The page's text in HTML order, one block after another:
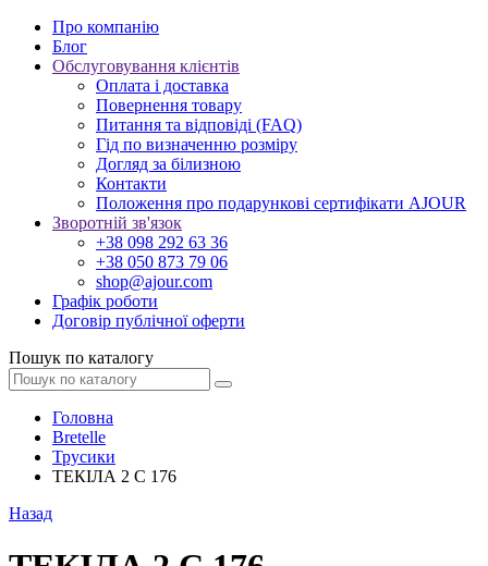
Про компанію
Блог
Обслуговування клієнтів
Оплата і доставка
Повернення товару
Питання та відповіді (FAQ)
Гід по визначенню розміру
Догляд за білизною
Контакти
Положення про подарункові сертифікати AJOUR
Зворотній зв'язок
+38 098 292 63 36
+38 050 873 79 06
shop@ajour.com
Графік роботи
Договір публічної оферти
Пошук по каталогу
Головна
Bretelle
Трусики
ТЕКІЛА 2 С 176
Назад